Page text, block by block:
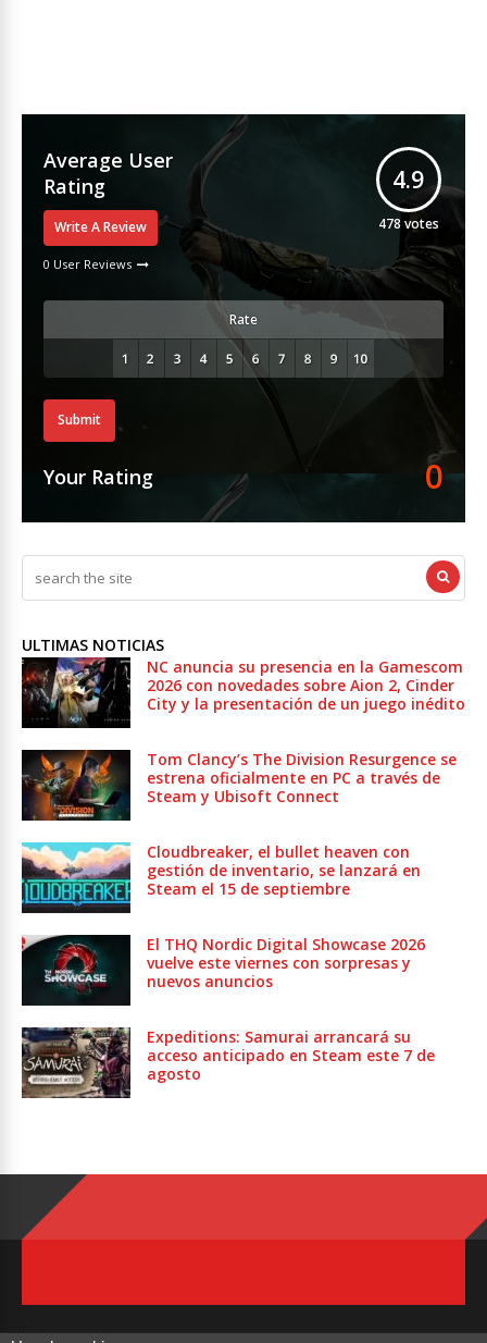
Average User
Rating
Write A Review
0 User Reviews
4.9
478 votes
Rate
Submit
Your Rating 0
ULTIMAS NOTICIAS
NC anuncia su presencia en la Gamescom
2026 con novedades sobre Aion 2, Cinder
City y la presentación de un juego inédito
Tom Clancy’s The Division Resurgence se
estrena oficialmente en PC a través de
Steam y Ubisoft Connect
Cloudbreaker, el bullet heaven con
gestión de inventario, se lanzará en
Steam el 15 de septiembre
El THQ Nordic Digital Showcase 2026
vuelve este viernes con sorpresas y
nuevos anuncios
Expeditions: Samurai arrancará su
acceso anticipado en Steam este 7 de
agosto